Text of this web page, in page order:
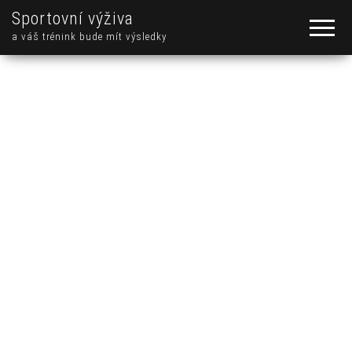
Sportovní výživa
a váš trénink bude mít výsledky